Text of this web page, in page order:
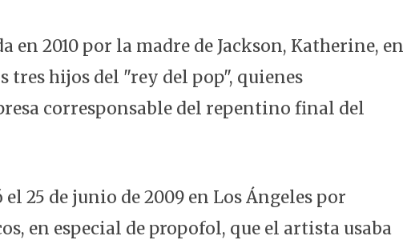
en 2010 por la madre de Jackson, Katherine, en
tres hijos del "rey del pop", quienes
corresponsable del repentino final del
25 de junio de 2009 en Los Ángeles por
en especial de propofol, que el artista usaba